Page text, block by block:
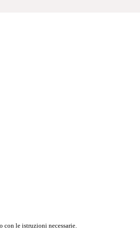
con le istruzioni necessarie.